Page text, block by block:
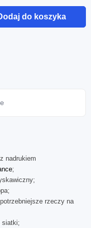
do koszyka
nadrukiem
;
rzeczy na
siatki;